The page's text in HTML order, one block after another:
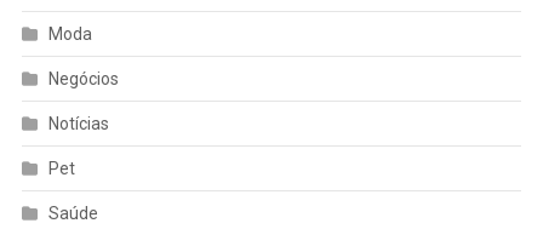
Moda
Negócios
Notícias
Pet
Saúde